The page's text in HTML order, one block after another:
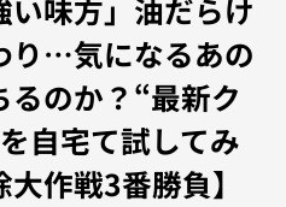
い味方」油だらけ
り…気になるあの
のか？“最新ク
自宅て試してみ
作戦3番勝負】